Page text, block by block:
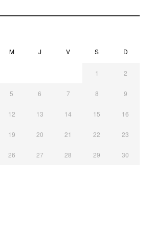
M J V S D
1 2
5 6 7 8 9
12 13 14 15 16
19 20 21 22 23
26 27 28 29 30